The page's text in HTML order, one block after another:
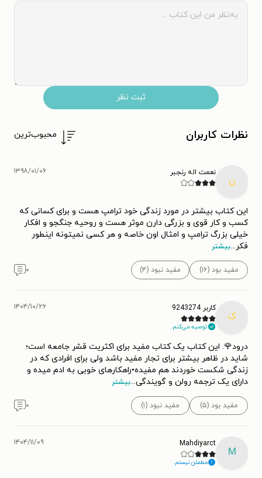
ثبت نظر
نظرات کاربران محبوب‌ترین
ن
نعمت اله رنجبر ۱۳۹۸/۰۱/۰۶
این کتاب بیشتر در مورد زندگی خود ترامپ هست و برای کسانی که
کسب و کار قوی و بزرگی دارن موثر هست و روحیه جنگجو و افکار
خیلی بزرگ ترامپ و امثال اون خاصه و هر کسی نمیتونه اینطور
فکر...بیشتر
مفید بود (۱۶) مفید نبود (۴) ۰
ک
کاربر 9243274
توصیه می‌کنم.
۱۴۰۴/۱۰/۲۶
درود🌹. این کتاب یک کتاب مفید برای اکثریت قشر جامعه است؛
شاید در ظاهر بیشتر برای تجار مفید باشد ولی برای افرادی که در
زندگی شکست خوردند هم مفیده•راهکارهای خوبی به ادم میده و
دارای یک ترجمه رولن و گویندگی...بیشتر
مفید بود (۵) مفید نبود (۱) ۰
M
Mahdiyarct
مطمئن نیستم.
۱۴۰۴/۱۱/۰۹